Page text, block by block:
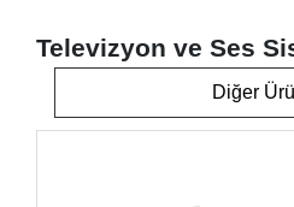
Televizyon ve Ses
Diğer